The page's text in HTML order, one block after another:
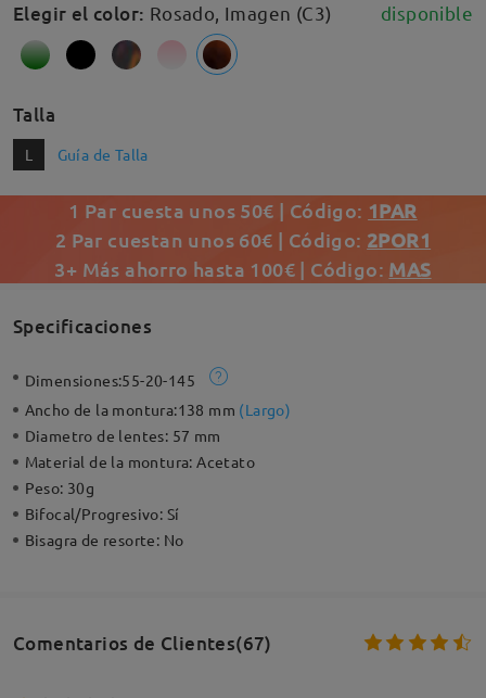
Elegir el color: Rosado, Imagen (C3) disponible
Talla
L Guía de Talla
1 Par cuesta unos 50€ | Código: 1PAR
2 Par cuestan unos 60€ | Código: 2POR1
3+ Más ahorro hasta 100€ | Código: MAS
Specificaciones
Dimensiones:55-20-145
Ancho de la montura:138 mm (Largo)
Diametro de lentes: 57 mm
Material de la montura:Acetato
Peso: 30g
Bifocal/Progresivo: Sí
Bisagra de resorte: No
Comentarios de Clientes(67)